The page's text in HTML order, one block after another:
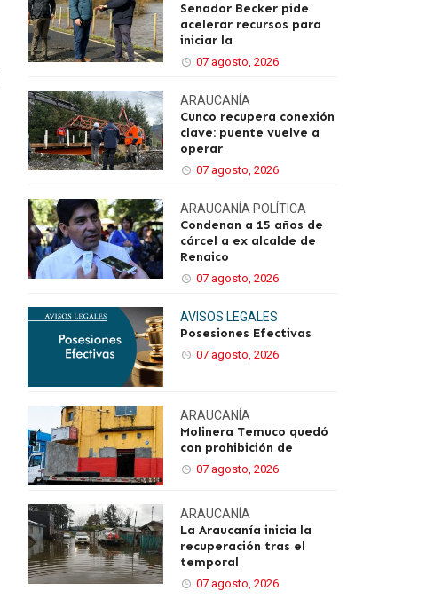
Senador Becker pide
acelerar recursos para
iniciar la
07 agosto, 2026
ARAUCANÍA
Cunco recupera conexión
clave: puente vuelve a
operar
07 agosto, 2026
ARAUCANÍA POLÍTICA
Condenan a 15 años de
cárcel a ex alcalde de
Renaico
07 agosto, 2026
AVISOS LEGALES
Posesiones Efectivas
07 agosto, 2026
ARAUCANÍA
Molinera Temuco quedó
con prohibición de
07 agosto, 2026
ARAUCANÍA
La Araucanía inicia la
recuperación tras el
temporal
07 agosto, 2026